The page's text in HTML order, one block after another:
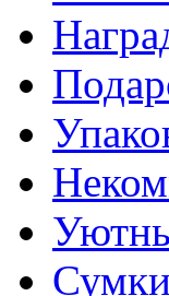
Сумки